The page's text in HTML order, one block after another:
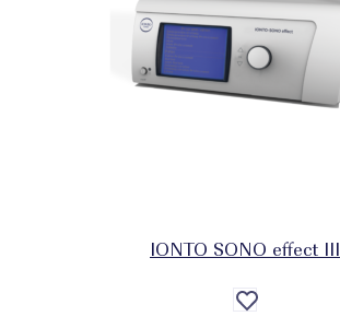
IONTO SONO effect III
Auf
die